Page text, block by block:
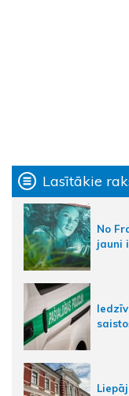
Lasītākie
No
jauni